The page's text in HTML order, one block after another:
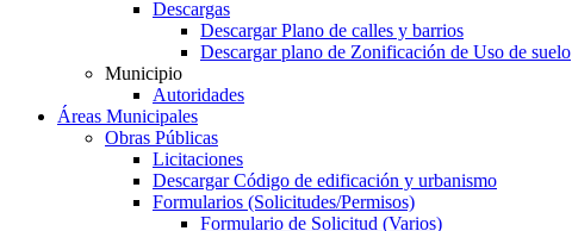
Descargas
Descargar Plano de calles y barrios
Descargar plano de Zonificación de Uso de suelo
Municipio
Autoridades
Áreas Municipales
Obras Públicas
Licitaciones
Descargar Código de edificación y urbanismo
Formularios (Solicitudes/Permisos)
Formulario de Solicitud (Varios)